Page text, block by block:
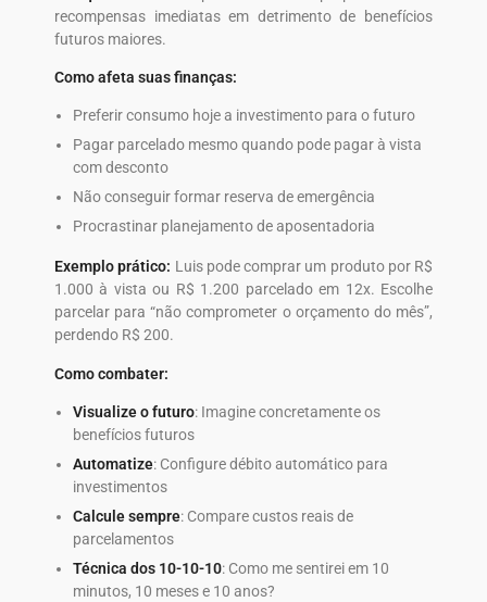
recompensas imediatas em detrimento de benefícios
futuros maiores.
Como afeta suas finanças:
Preferir consumo hoje a investimento para o futuro
Pagar parcelado mesmo quando pode pagar à vista
com desconto
Não conseguir formar reserva de emergência
Procrastinar planejamento de aposentadoria
Exemplo prático: Luis pode comprar um produto por R$
1.000 à vista ou R$ 1.200 parcelado em 12x. Escolhe
parcelar para “não comprometer o orçamento do mês”,
perdendo R$ 200.
Como combater:
Visualize o futuro: Imagine concretamente os
benefícios futuros
Automatize: Configure débito automático para
investimentos
Calcule sempre: Compare custos reais de
parcelamentos
Técnica dos 10-10-10: Como me sentirei em 10
minutos, 10 meses e 10 anos?